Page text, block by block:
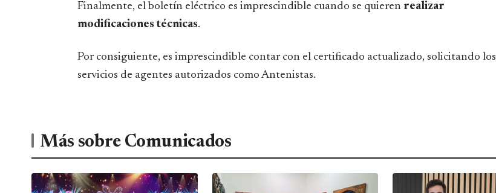
Finalmente, el boletín eléctrico es imprescindible cuando se quieren realizar
modificaciones técnicas.
Por consiguiente, es imprescindible contar con el certificado actualizado, solicitando los
servicios de agentes autorizados como Antenistas.
Más sobre Comunicados